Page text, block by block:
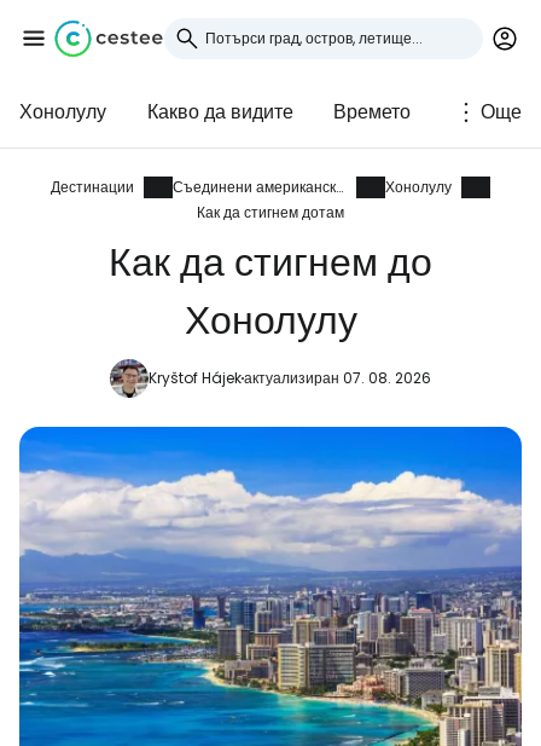
Хонолулу Какво да видите Времето Още
Дестинации Съединени американски щати
Хонолулу
Как да стигнем дотам
Как да стигнем до
Хонолулу
Kryštof Hájekактуализиран 07. 08. 2026
Влезте в Cestee
... световната общност на туристите
Продължете с Google
Продължете с Facebook
Продължете с имейл